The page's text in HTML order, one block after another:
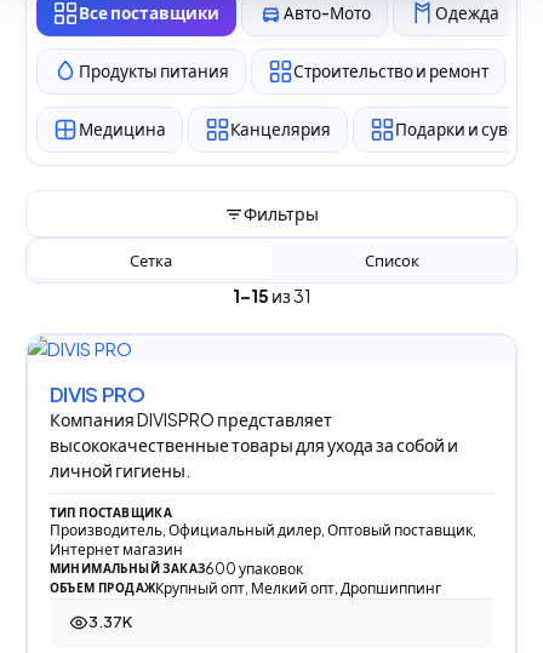
Все поставщики Авто-Мото Одежда
Продукты питания Строительство и ремонт
Медицина Канцелярия Подарки и
Фильтры
1–15 из 31
Сетка Список
DIVIS PRO
Компания DIVISPRO представляет
высококачественные товары для ухода за собой и
личной гигиены.
ТИП ПОСТАВЩИКА
Производитель, Официальный дилер, Оптовый поставщик,
Интернет магазин
МИНИМАЛЬНЫЙ ЗАКАЗ600 упаковок
ОБЪЕМ ПРОДАЖКрупный опт, Мелкий опт, Дропшиппинг
3.37K
3 369 просмотров